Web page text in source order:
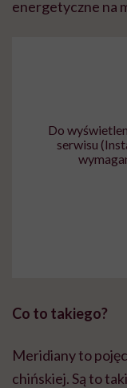
energetyczne na
Do
serwisu
Co to takiego?
Meridiany to
chińskiej. Są to